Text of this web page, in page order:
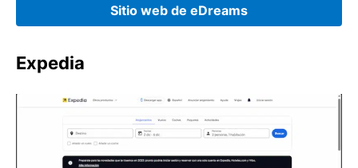
Sitio web de eDreams
Expedia